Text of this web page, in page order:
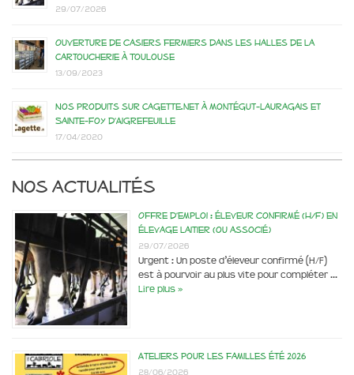
29/07/2026
Ouverture de casiers fermiers dans les Halles de la
Cartoucherie à Toulouse
13/09/2023
Nos produits sur Cagette.net à Montégut-Lauragais et
Sainte-Foy d’Aigrefeuille
17/04/2020
Nos actualités
Offre d’emploi : éleveur confirmé (H/F) en
élevage laitier (ou associé)
29/07/2026
Urgent : Un poste d’éleveur confirmé (H/F)
est à pourvoir au plus vite pour compléter …
Lire plus »
Ateliers pour les familles été 2026
28/06/2026